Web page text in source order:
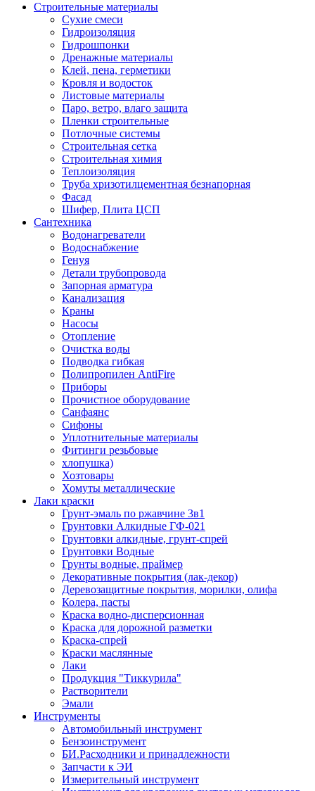
Строительные материалы
Сухие смеси
Гидроизоляция
Гидрошпонки
Дренажные материалы
Клей, пена, герметики
Кровля и водосток
Листовые материалы
Паро, ветро, влаго защита
Пленки строительные
Потлочные системы
Строительная сетка
Строительная химия
Теплоизоляция
Труба хризотилцементная безнапорная
Фасад
Шифер, Плита ЦСП
Сантехника
Водонагреватели
Водоснабжение
Генуя
Детали трубопровода
Запорная арматура
Канализация
Краны
Насосы
Отопление
Очистка воды
Подводка гибкая
Полипропилен AntiFire
Приборы
Прочистное оборудование
Санфаянс
Сифоны
Уплотнительные материалы
Фитинги резьбовые
хлопушка)
Хозтовары
Хомуты металлические
Лаки краски
Грунт-эмаль по ржавчине 3в1
Грунтовки Алкидные ГФ-021
Грунтовки алкидные, грунт-спрей
Грунтовки Водные
Грунты водные, праймер
Декоративные покрытия (лак-декор)
Деревозащитные покрытия, морилки, олифа
Колера, пасты
Краска водно-дисперсионная
Краска для дорожной разметки
Краска-спрей
Краски маслянные
Лаки
Продукция "Тиккурила"
Растворители
Эмали
Инструменты
Автомобильный инструмент
Бензоинструмент
БИ.Расходники и принадлежности
Запчасти к ЭИ
Измерительный инструмент